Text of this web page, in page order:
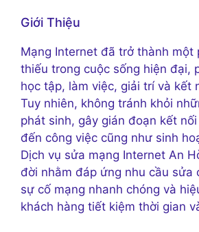
Giới Thiệu
Mạng Internet đã trở thành một
thiếu trong cuộc sống hiện đại,
học tập, làm việc, giải trí và kết
Tuy nhiên, không tránh khỏi
phát sinh, gây gián đoạn kết
đến công việc cũng như sinh
Dịch vụ sửa mạng Internet An
đời nhằm đáp ứng nhu cầu sửa
sự cố mạng nhanh chóng và
khách hàng tiết kiệm thời gian